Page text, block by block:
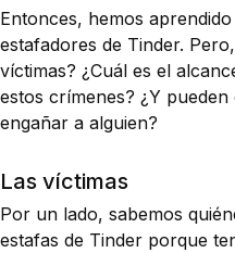
Entonces, hemos
estafadores de Tinder.
víctimas? ¿Cuál es el
estos crímenes? ¿Y
engañar a alguien?
Las víctimas
Por un lado, sabemos
estafas de Tinder porque